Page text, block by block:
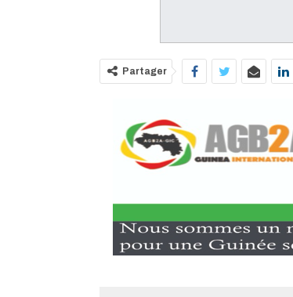
Partager